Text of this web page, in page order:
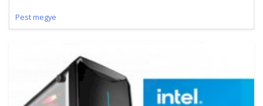
Pest megye